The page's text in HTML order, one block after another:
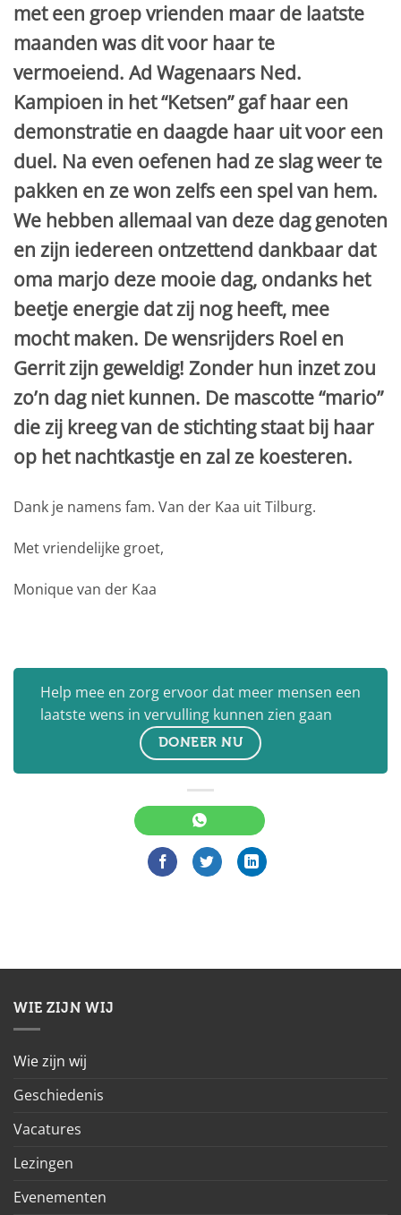
met een groep vrienden maar de laatste
maanden was dit voor haar te
vermoeiend. Ad Wagenaars Ned.
Kampioen in het “Ketsen” gaf haar een
demonstratie en daagde haar uit voor een
duel. Na even oefenen had ze slag weer te
pakken en ze won zelfs een spel van hem.
We hebben allemaal van deze dag genoten
en zijn iedereen ontzettend dankbaar dat
oma marjo deze mooie dag, ondanks het
beetje energie dat zij nog heeft, mee
mocht maken. De wensrijders Roel en
Gerrit zijn geweldig! Zonder hun inzet zou
zo’n dag niet kunnen. De mascotte “mario”
die zij kreeg van de stichting staat bij haar
op het nachtkastje en zal ze koesteren.
Dank je namens fam. Van der Kaa uit Tilburg.
Met vriendelijke groet,
Monique van der Kaa
Help mee en zorg ervoor dat meer mensen een
laatste wens in vervulling kunnen zien gaan
DONEER NU
WIE ZIJN WIJ
Wie zijn wij
Geschiedenis
Vacatures
Lezingen
Evenementen